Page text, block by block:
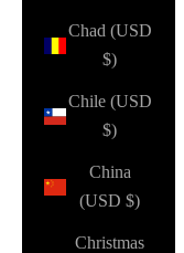
Chad (USD
$)
Chile (USD
$)
China
(USD $)
Christmas